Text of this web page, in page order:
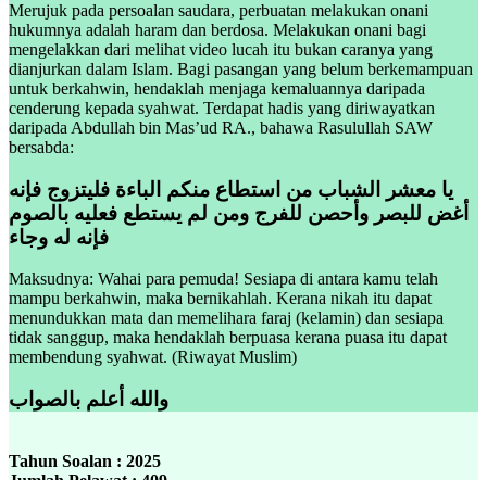
Merujuk pada persoalan saudara, perbuatan melakukan onani
hukumnya adalah haram dan berdosa. Melakukan onani bagi
mengelakkan dari melihat video lucah itu bukan caranya yang
dianjurkan dalam Islam. Bagi pasangan yang belum berkemampuan
untuk berkahwin, hendaklah menjaga kemaluannya daripada
cenderung kepada syahwat. Terdapat hadis yang diriwayatkan
daripada Abdullah bin Mas’ud RA., bahawa Rasulullah SAW
bersabda:
يا معشر الشباب من استطاع منكم الباءة فليتزوج فإنه
أغض للبصر وأحصن للفرج ومن لم يستطع فعليه بالصوم
فإنه له وجاء
Maksudnya: Wahai para pemuda! Sesiapa di antara kamu telah
mampu berkahwin, maka bernikahlah. Kerana nikah itu dapat
menundukkan mata dan memelihara faraj (kelamin) dan sesiapa
tidak sanggup, maka hendaklah berpuasa kerana puasa itu dapat
membendung syahwat. (Riwayat Muslim)
والله أعلم بالصواب
Tahun Soalan : 2025